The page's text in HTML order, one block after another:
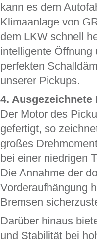
kann es dem
Klimaanlage von
dem LKW schnell
intelligente Öffnung
perfekten
unserer Pickups.
4. Ausgezeichnete
Der Motor des
gefertigt, so
großes
bei einer niedrigen
Die Annahme der
Vorderaufhängung
Bremsen
Darüber hinaus
und Stabilität bei